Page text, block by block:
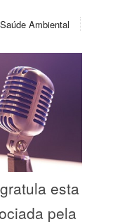
Ambiental
esta
pela